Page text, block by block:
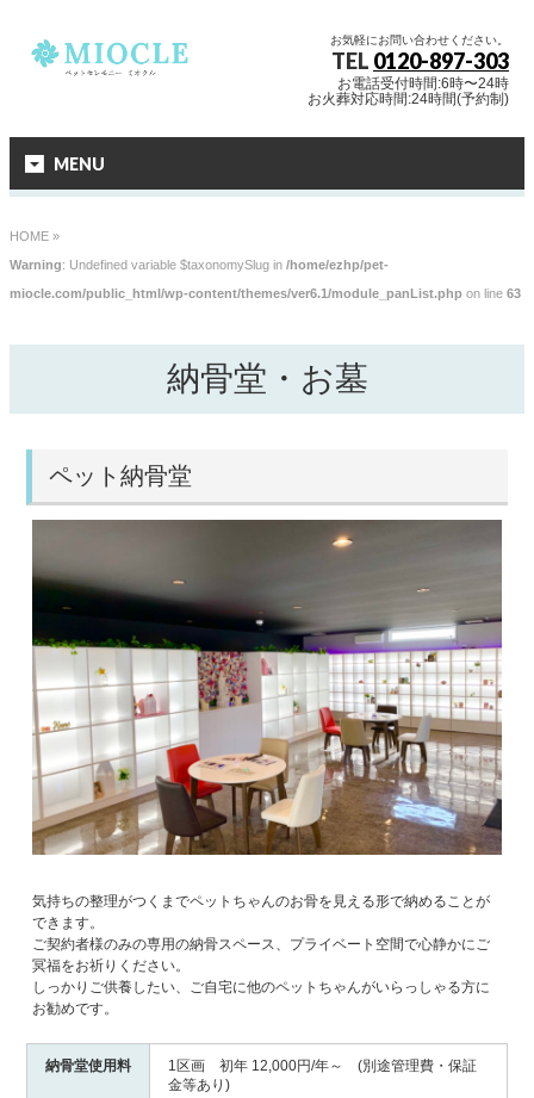
お気軽にお問い合わせください。
TEL 0120-897-303
お電話受付時間:6時〜24時
お火葬対応時間:24時間(予約制)
MENU
HOME »
Warning: Undefined variable $taxonomySlug in /home/ezhp/pet-
miocle.com/public_html/wp-content/themes/ver6.1/module_panList.php on line 63
納骨堂・お墓
ペット納骨堂
気持ちの整理がつくまでペットちゃんのお骨を見える形で納めることが
できます。
ご契約者様のみの専用の納骨スペース、プライベート空間で心静かにご
冥福をお祈りください。
しっかりご供養したい、ご自宅に他のペットちゃんがいらっしゃる方に
お勧めです。
納骨堂使用料
1区画 初年 12,000円/年～ (別途管理費・保証
金等あり)